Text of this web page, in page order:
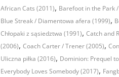
African Cats (2011), Barefoot in the Park
Blue Streak / Diamentowa afera (1999),
Chłopaki z sąsiedztwa (1991),Catch and
(2006),Coach Carter / Trener (2005),
Uliczna piłka (2016), Dominion: Prequel
Everybody Loves Somebody (2017),